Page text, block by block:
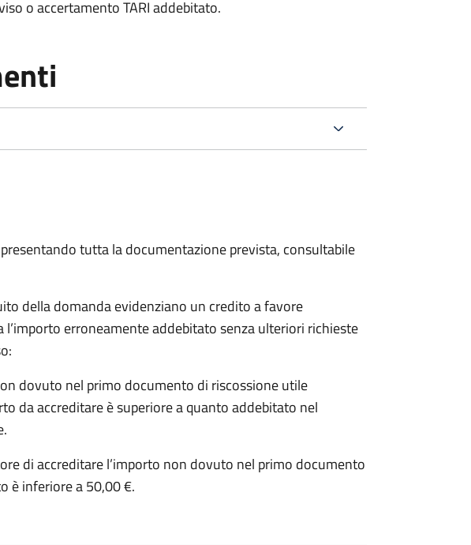
o accertamento TARI addebitato.
tutta la documentazione prevista, consultabile
della domanda evidenziano un credito a favore
l’importo erroneamente addebitato senza ulteriori richieste
dovuto nel primo documento di riscossione utile
da accreditare è superiore a quanto addebitato nel
di accreditare l’importo non dovuto nel primo documento
è inferiore a 50,00 €.